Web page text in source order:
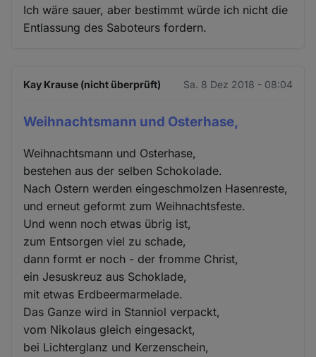
Ich wäre sauer, aber bestimmt würde ich nicht die
Entlassung des Saboteurs fordern.
Kay Krause (nicht überprüft) Sa. 8 Dez 2018 - 08:04
Weihnachtsmann und Osterhase,
Weihnachtsmann und Osterhase,
bestehen aus der selben Schokolade.
Nach Ostern werden eingeschmolzen Hasenreste,
und erneut geformt zum Weihnachtsfeste.
Und wenn noch etwas übrig ist,
zum Entsorgen viel zu schade,
dann formt er noch - der fromme Christ,
ein Jesuskreuz aus Schoklade,
mit etwas Erdbeermarmelade.
Das Ganze wird in Stanniol verpackt,
vom Nikolaus gleich eingesackt,
bei Lichterglanz und Kerzenschein,